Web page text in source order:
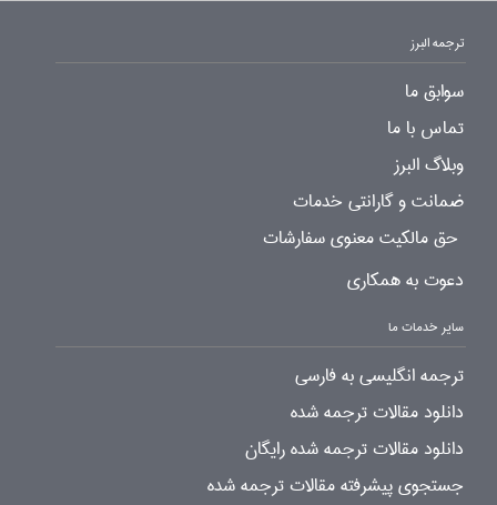
ترجمه البرز
سوابق ما
تماس با ما
وبلاگ البرز
ضمانت و گارانتی خدمات
حق مالکیت معنوی سفارشات
دعوت به همکاری
سایر خدمات ما
ترجمه انگلیسی به فارسی
دانلود مقالات ترجمه شده
دانلود مقالات ترجمه شده رایگان
جستجوی پیشرفته مقالات ترجمه شده